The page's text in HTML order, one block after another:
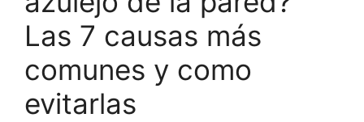
Las 7 causas más
comunes y como
evitarlas